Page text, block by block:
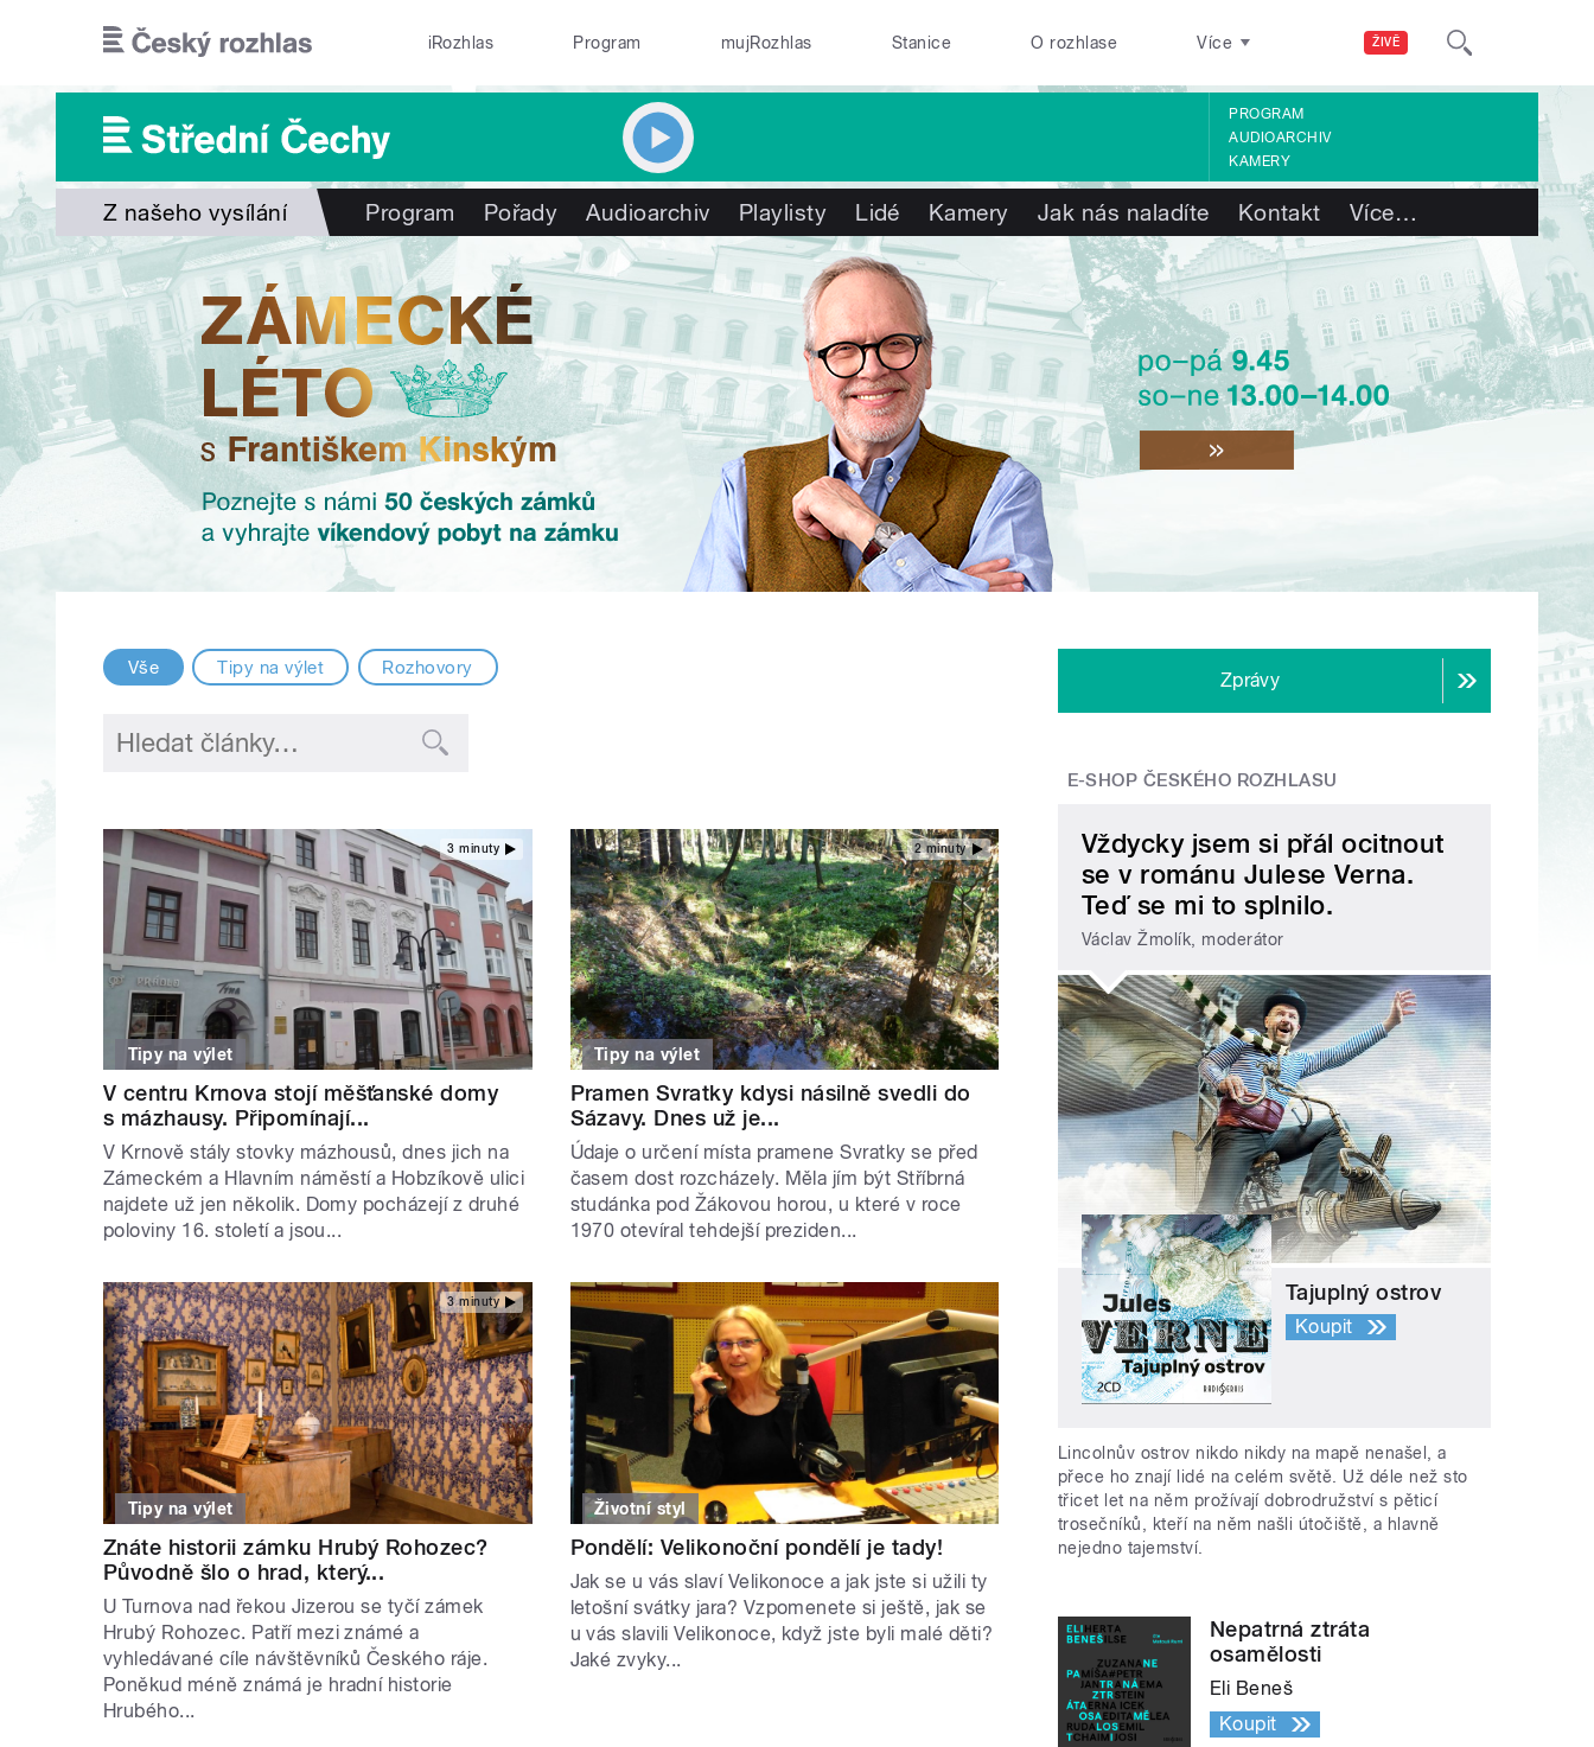
ŽIVĚ
iRozhlas Program mujRozhlas Stanice O rozhlase Více
PROGRAM
AUDIOARCHIV
KAMERY
Z našeho vysílání Program Pořady Audioarchiv Playlisty Lidé Kamery Jak nás naladíte Kontakt Více…
Vše Tipy na výlet Rozhovory
3 minuty
Tipy na výlet
V centru Krnova stojí měšťanské domy
s mázhausy. Připomínají...
V Krnově stály stovky mázhousů, dnes jich na
Zámeckém a Hlavním náměstí a Hobzíkově ulici
najdete už jen několik. Domy pocházejí z druhé
poloviny 16. století a jsou...
2 minuty
Tipy na výlet
Pramen Svratky kdysi násilně svedli do
Sázavy. Dnes už je...
Údaje o určení místa pramene Svratky se před
časem dost rozcházely. Měla jím být Stříbrná
studánka pod Žákovou horou, u které v roce
1970 otevíral tehdejší preziden...
3 minuty
Tipy na výlet
Znáte historii zámku Hrubý Rohozec?
Původně šlo o hrad, který...
U Turnova nad řekou Jizerou se tyčí zámek
Hrubý Rohozec. Patří mezi známé a
vyhledávané cíle návštěvníků Českého ráje.
Poněkud méně známá je hradní historie
Hrubého...
Životní styl
Pondělí: Velikonoční pondělí je tady!
Jak se u vás slaví Velikonoce a jak jste si užili ty
letošní svátky jara? Vzpomenete si ještě, jak se
u vás slavili Velikonoce, když jste byli malé děti?
Jaké zvyky...
Zprávy
E-SHOP ČESKÉHO ROZHLASU
Vždycky jsem si přál ocitnout
se v románu Julese Verna.
Teď se mi to splnilo.
Václav Žmolík, moderátor
Tajuplný ostrov
Koupit
Lincolnův ostrov nikdo nikdy na mapě nenašel, a
přece ho znají lidé na celém světě. Už déle než sto
třicet let na něm prožívají dobrodružství s pěticí
trosečníků, kteří na něm našli útočiště, a hlavně
nejedno tajemství.
Nepatrná ztráta
osamělosti
Eli Beneš
Koupit